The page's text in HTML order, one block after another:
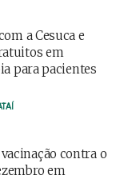
a Cesuca e
em
para pacientes
contra o
em